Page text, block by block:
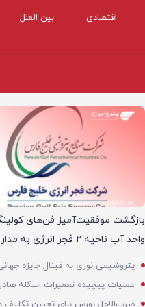
اقتصادی بین الملل
مدیرعامل هلدینگ
شده است
بازگشت موفقیت‌آمیز فن‌های
واحد آب ناحیه ۲ فجر انرژی به مدار تولید